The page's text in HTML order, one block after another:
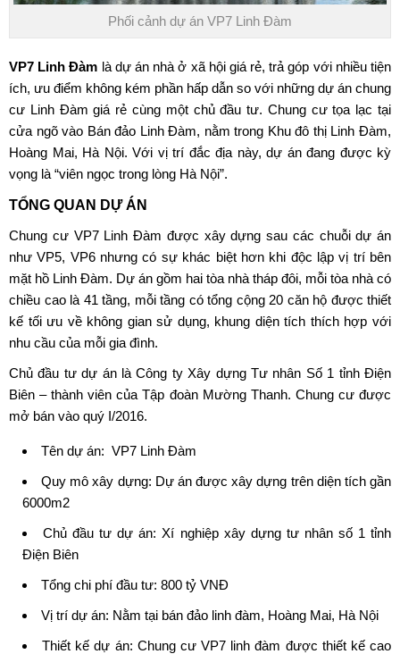
Phối cảnh dự án VP7 Linh Đàm
VP7 Linh Đàm là dự án nhà ở xã hội giá rẻ, trả góp với nhiều tiện
ích, ưu điểm không kém phần hấp dẫn so với những dự án chung
cư Linh Đàm giá rẻ cùng một chủ đầu tư. Chung cư tọa lạc tại
cửa ngõ vào Bán đảo Linh Đàm, nằm trong Khu đô thị Linh Đàm,
Hoàng Mai, Hà Nội. Với vị trí đắc địa này, dự án đang được kỳ
vọng là “viên ngọc trong lòng Hà Nội”.
TỔNG QUAN DỰ ÁN
Chung cư VP7 Linh Đàm được xây dựng sau các chuỗi dự án
như VP5, VP6 nhưng có sự khác biệt hơn khi độc lập vị trí bên
mặt hồ Linh Đàm. Dự án gồm hai tòa nhà tháp đôi, mỗi tòa nhà có
chiều cao là 41 tầng, mỗi tầng có tổng cộng 20 căn hộ được thiết
kế tối ưu về không gian sử dụng, khung diện tích thích hợp với
nhu cầu của mỗi gia đình.
Chủ đầu tư dự án là Công ty Xây dựng Tư nhân Số 1 tỉnh Điện
Biên – thành viên của Tập đoàn Mường Thanh. Chung cư được
mở bán vào quý I/2016.
Tên dự án: VP7 Linh Đàm
Quy mô xây dựng: Dự án được xây dựng trên diện tích gần
6000m2
Chủ đầu tư dự án: Xí nghiệp xây dựng tư nhân số 1 tỉnh
Điện Biên
Tổng chi phí đầu tư: 800 tỷ VNĐ
Vị trí dự án: Nằm tại bán đảo linh đàm, Hoàng Mai, Hà Nội
Thiết kế dự án: Chung cư VP7 linh đàm được thiết kế cao